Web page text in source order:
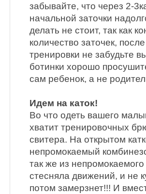
забывайте, что через 2-
начальной заточки
делать не стоит, так как
количество заточек,
тренировки не забудьте
ботинки хорошо
сам ребенок, а не
Идем на каток!
Во что одеть вашего
хватит тренировочных
свитера. На открытом
непромокаемый
так же из
стесняла движений, и не
потом замерзнет!!! И